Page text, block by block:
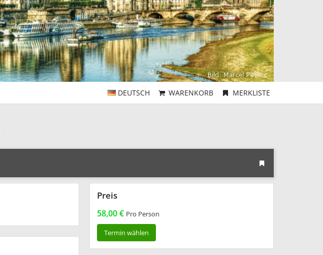
DEUTSCH WARENKORB MERKLISTE
Preis
58,00 € Pro Person
Termin wählen